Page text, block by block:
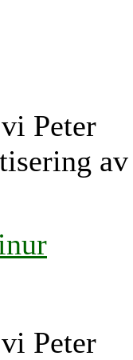
Peter
Peter